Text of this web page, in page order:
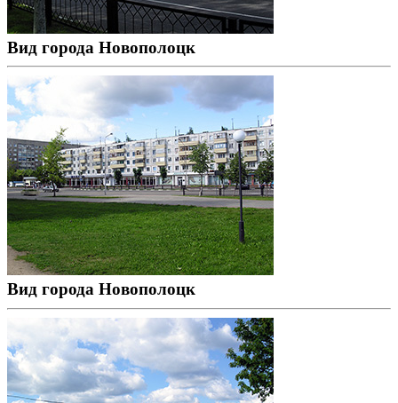
Вид города Новополоцк
Вид города Новополоцк